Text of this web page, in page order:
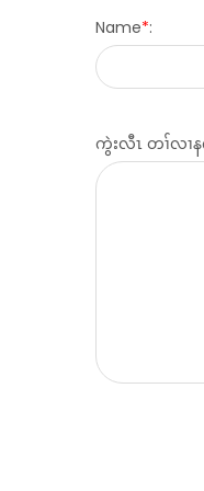
Name*:
ကွဲးလီၤ တၢ်လၢ